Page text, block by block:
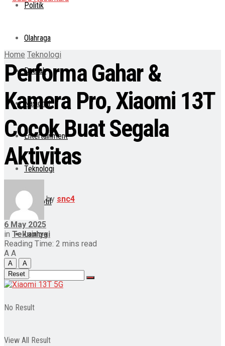
Politik
Olahraga
Daerah
Nasional
Entertainment
Teknologi
Otomotif
Lainnya
No Result
View All Result
Home Teknologi
Performa Gahar &
Kamera Pro, Xiaomi 13T
Cocok Buat Segala
Aktivitas
by snc4
6 May 2025
in Teknologi
Reading Time: 2 mins read
A A
A
A
Reset